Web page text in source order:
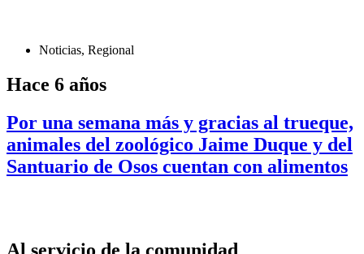
Noticias, Regional
Hace 6 años
Por una semana más y gracias al trueque,
animales del zoológico Jaime Duque y del
Santuario de Osos cuentan con alimentos
Al servicio de la comunidad